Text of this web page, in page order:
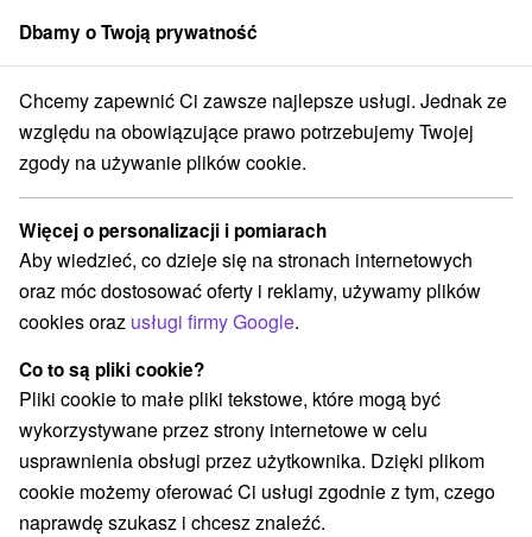
członek grupySorger
Východné Slovensko Košický kraj Košice - Staré Mesto
Atrakcje turystyczne Košice - Staré
Mesto a v okolí
Kategorie
Wszystkie kategorie
Atrakcje turystyczne
Muzea i galerie(2) Zabytki techniki
Planetarium i obserwatorium(1) Miejsca sakralne
Obiekty architektoniczne(1)
Dbamy o Twoją prywatność
Chcemy zapewnić Ci zawsze najlepsze usługi. Jednak ze
względu na obowiązujące prawo potrzebujemy Twojej
zgody na używanie plików cookie.
Więcej o personalizacji i pomiarach
Aby wiedzieć, co dzieje się na stronach internetowych
oraz móc dostosować oferty i reklamy, używamy plików
cookies oraz usługi firmy Google.
Co to są pliki cookie?
Pliki cookie to małe pliki tekstowe, które mogą być
wykorzystywane przez strony internetowe w celu
usprawnienia obsługi przez użytkownika. Dzięki plikom
cookie możemy oferować Ci usługi zgodnie z tym, czego
naprawdę szukasz i chcesz znaleźć.